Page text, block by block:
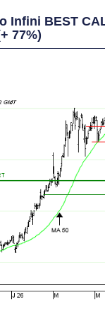
Infini BEST
77%)